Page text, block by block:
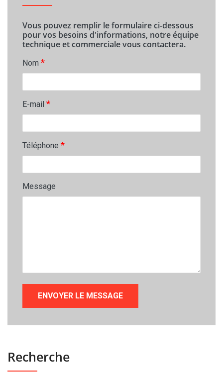
Vous pouvez remplir le formulaire ci-dessous
pour vos besoins d'informations, notre équipe
technique et commerciale vous contactera.
Nom *
E-mail *
Téléphone *
Message
Recherche